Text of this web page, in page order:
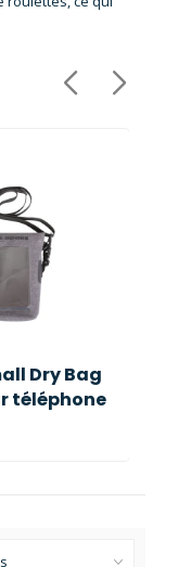
Dry Bag
téléphone